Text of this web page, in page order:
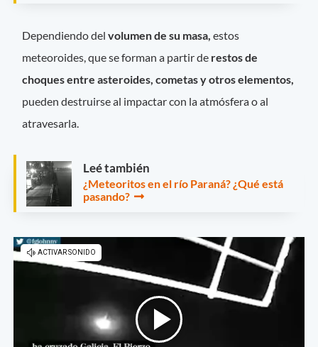
Dependiendo delvolumen de su masa,estos
meteoroides, que se forman a partir de restos de
choques entre asteroides, cometas y otros elementos,
pueden destruirse al impactar con la atmósfera o al
atravesarla.
Leé también
¿Meteoritos en el río Paraná? ¿Qué está
pasando?